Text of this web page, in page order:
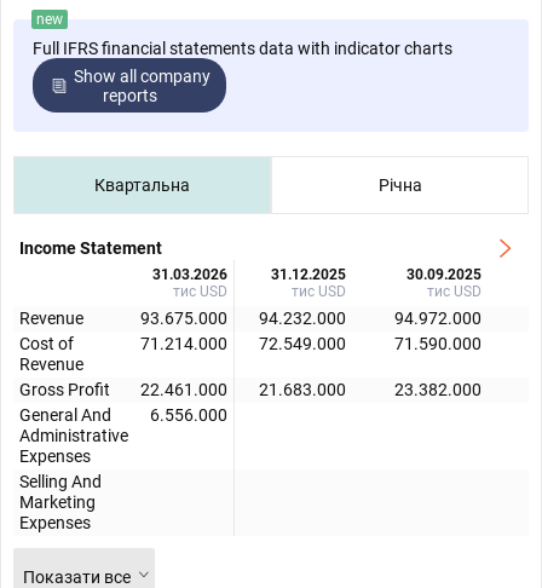
new
Full IFRS financial statements data with indicator charts
Show all company
reports
Квартальна Річна
Income Statement
31.03.2026
тис USD
31.12.2025
тис USD
30.09.2025
тис USD
Revenue 93.675.000 94.232.000 94.972.000
Cost of
Revenue
71.214.000 72.549.000 71.590.000
Gross Profit 22.461.000 21.683.000 23.382.000
General And
Administrative
Expenses
6.556.000
Selling And
Marketing
Expenses
Показати все